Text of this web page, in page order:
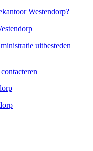
Westendorp?
uitbesteden